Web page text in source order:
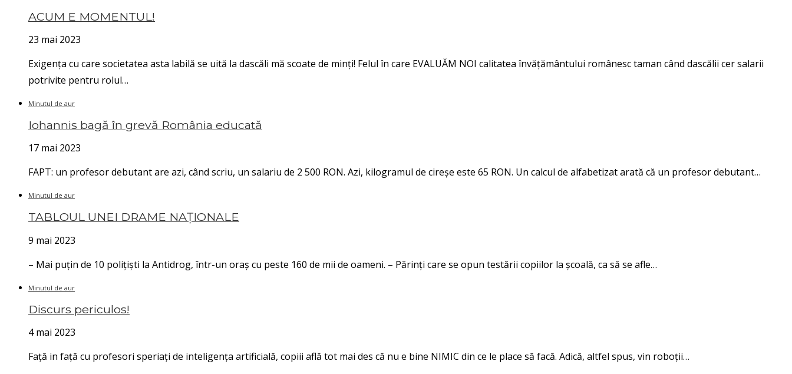
ACUM E MOMENTUL!
23 mai 2023
Exigența cu care societatea asta labilă se uită la dascăli mă scoate de minți! Felul în care EVALUĂM NOI calitatea învățământului românesc taman când dascălii cer salarii
potrivite pentru rolul…
Minutul de aur
Iohannis bagă în grevă România educată
17 mai 2023
FAPT: un profesor debutant are azi, când scriu, un salariu de 2 500 RON. Azi, kilogramul de cireșe este 65 RON. Un calcul de alfabetizat arată că un profesor debutant…
Minutul de aur
TABLOUL UNEI DRAME NAȚIONALE
9 mai 2023
– Mai puțin de 10 polițiști la Antidrog, într-un oraș cu peste 160 de mii de oameni. – Părinți care se opun testării copiilor la școală, ca să se afle…
Minutul de aur
Discurs periculos!
4 mai 2023
Față in față cu profesori speriați de inteligența artificială, copiii află tot mai des că nu e bine NIMIC din ce le place să facă. Adică, altfel spus, vin roboții…